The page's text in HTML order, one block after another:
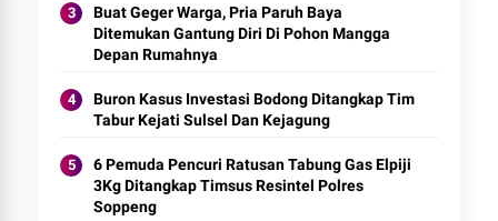
Buat Geger Warga, Pria Paruh Baya
Ditemukan Gantung Diri Di Pohon Mangga
Depan Rumahnya
Buron Kasus Investasi Bodong Ditangkap Tim
Tabur Kejati Sulsel Dan Kejagung
6 Pemuda Pencuri Ratusan Tabung Gas Elpiji
3Kg Ditangkap Timsus Resintel Polres
Soppeng